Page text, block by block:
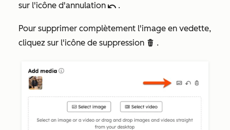
sur l'icône d'annulation undo .
Pour supprimer complètement l'image en vedette,
cliquez sur l'icône de suppression delete .